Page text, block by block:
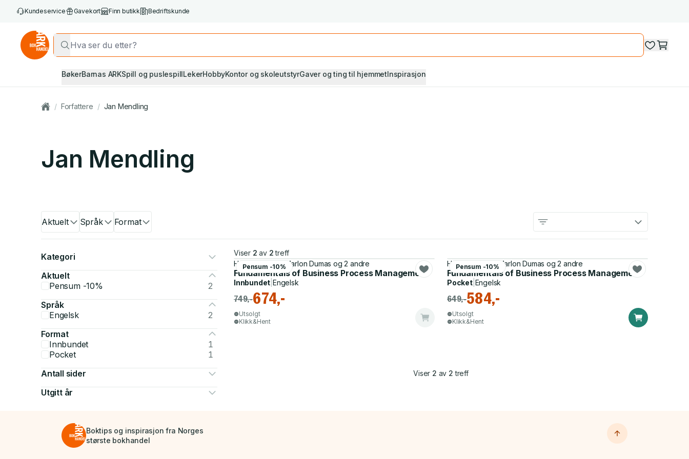
Kundeservice Gavekort Finn butikk Bedriftskunde
BøkerBarnas ARKSpill og puslespillLekerHobbyKontor og skoleutstyrGaver og ting til hjemmetInspirasjon
/ Forfattere / Jan Mendling
Jan Mendling
Aktuelt Språk Format
Kategori
Aktuelt
Pensum -10%
2
Språk
Engelsk
2
Format
Innbundet
1
Pocket
1
Antall sider
Utgitt år
Viser 2 av 2 treff
Pensum -10%
Hajo A. Reijers, Marlon Dumas og 2 andre
Fundamentals of Business Process Management
Innbundet |Engelsk
749,-674,-
Utsolgt
Klikk&Hent
Pensum -10%
Hajo A. Reijers, Marlon Dumas og 2 andre
Fundamentals of Business Process Management
Pocket| Engelsk
649,-584,-
Utsolgt
Klikk&Hent
Viser 2 av 2 treff
Boktips og inspirasjon fra Norges
største bokhandel